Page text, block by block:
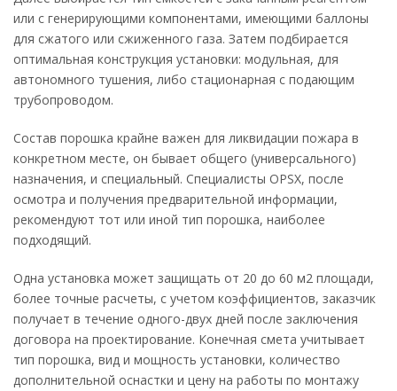
или с генерирующими компонентами, имеющими баллоны
для сжатого или сжиженного газа. Затем подбирается
оптимальная конструкция установки: модульная, для
автономного тушения, либо стационарная с подающим
трубопроводом.
Состав порошка крайне важен для ликвидации пожара в
конкретном месте, он бывает общего (универсального)
назначения, и специальный. Специалисты OPSX, после
осмотра и получения предварительной информации,
рекомендуют тот или иной тип порошка, наиболее
подходящий.
Одна установка может защищать от 20 до 60 м2 площади,
более точные расчеты, с учетом коэффициентов, заказчик
получает в течение одного-двух дней после заключения
договора на проектирование. Конечная смета учитывает
тип порошка, вид и мощность установки, количество
дополнительной оснастки и цену на работы по монтажу